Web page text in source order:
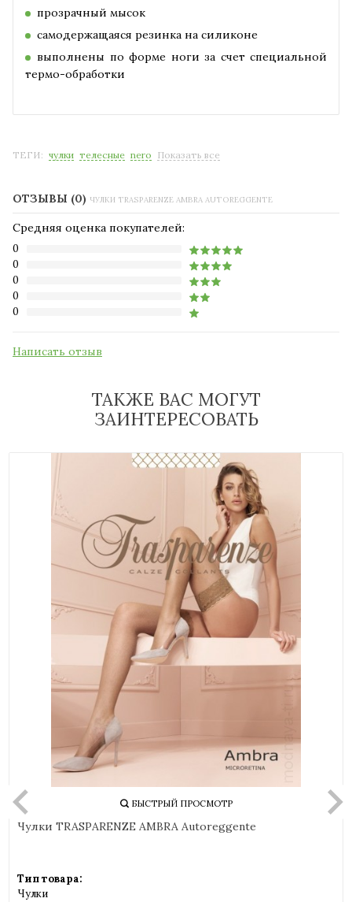
прозрачный мысок
самодержащаяся резинка на силиконе
выполнены по форме ноги за счет специальной
термо-обработки
ТЕГИ: чулки телесные nero Показать все
ОТЗЫВЫ (0) ЧУЛКИ TRASPARENZE AMBRA AUTOREGGENTE
Средняя оценка покупателей:
0
0
0
0
0
Написать отзыв
ТАКЖЕ ВАС МОГУТ
ЗАИНТЕРЕСОВАТЬ
БЫСТРЫЙ ПРОСМОТР
Чулки TRASPARENZE AMBRA Autoreggente
Тип товара:
Чулки